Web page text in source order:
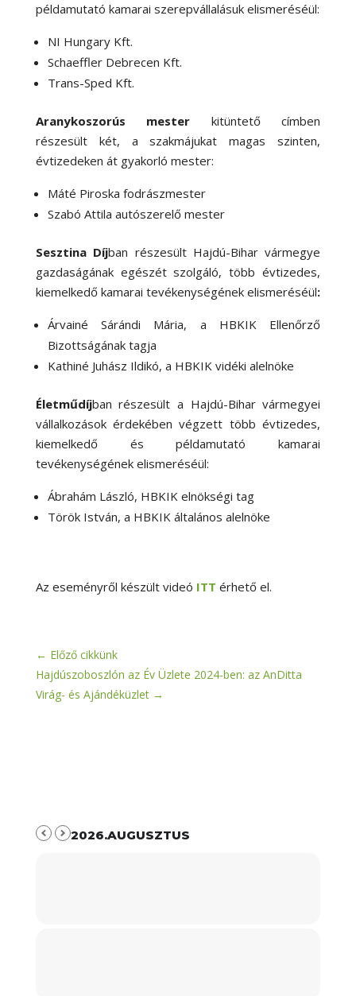
példamutató kamarai szerepvállalásuk elismeréséül:
NI Hungary Kft.
Schaeffler Debrecen Kft.
Trans-Sped Kft.
Aranykoszorús mester kitüntető címben
részesült két, a szakmájukat magas szinten,
évtizedeken át gyakorló mester:
Máté Piroska fodrászmester
Szabó Attila autószerelő mester
Sesztina Díjban részesült Hajdú-Bihar vármegye
gazdaságának egészét szolgáló, több évtizedes,
kiemelkedő kamarai tevékenységének elismeréséül:
Árvainé Sárándi Mária, a HBKIK Ellenőrző
Bizottságának tagja
Kathiné Juhász Ildikó, a HBKIK vidéki alelnöke
Életműdíjban részesült a Hajdú-Bihar vármegyei
vállalkozások érdekében végzett több évtizedes,
kiemelkedő és példamutató kamarai
tevékenységének elismeréséül:
Ábrahám László, HBKIK elnökségi tag
Török István, a HBKIK általános alelnöke
Az eseményről készült videó ITT érhető el.
← Előző cikkünk
Hajdúszoboszlón az Év Üzlete 2024-ben: az AnDitta
Virág- és Ajándéküzlet→
2026.AUGUSZTUS